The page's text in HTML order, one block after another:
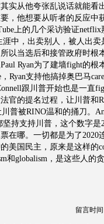
实从他夸张乱说话就能看
，他想要从听者的反应中
上的几个采访验证
中，出卖别人，被人出卖
以当选后和接管政府时根
Ryan为了建墙fight的根
Ryan支持他搞掉奥巴马
跟川普开始也是一直
官的提名过程，让川普和
普被RINO温和的捅刀。
持支持川普，这个数字是
在哪。一切都是为了2020
美国民主，原来是这样的
和globalism，是这些人的
留言时间